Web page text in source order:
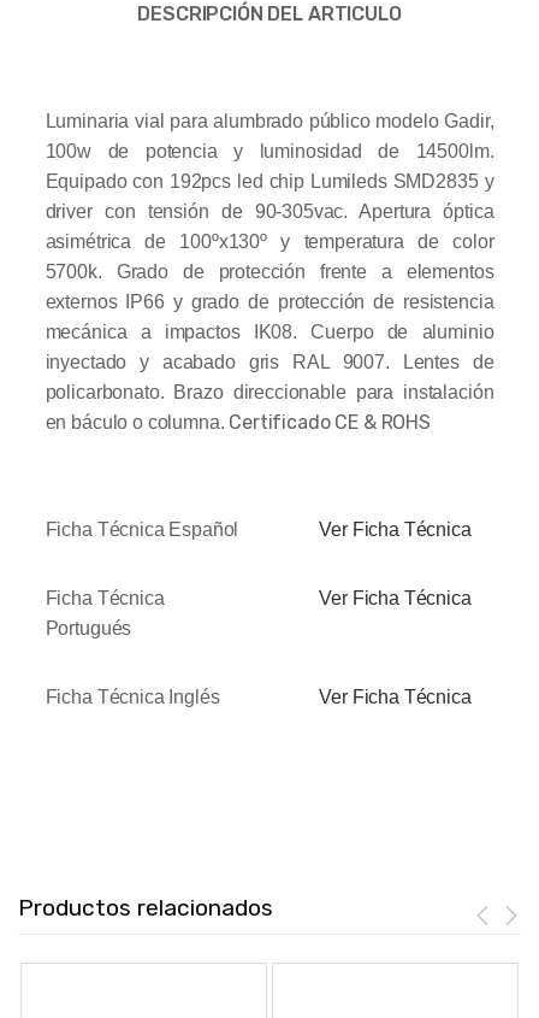
DESCRIPCIÓN DEL ARTICULO
Luminaria vial para alumbrado público modelo Gadir,
100w de potencia y luminosidad de 14500lm.
Equipado con 192pcs led chip Lumileds SMD2835 y
driver con tensión de 90-305vac. Apertura óptica
asimétrica de 100ºx130º y temperatura de color
5700k. Grado de protección frente a elementos
externos IP66 y grado de protección de resistencia
mecánica a impactos IK08. Cuerpo de aluminio
inyectado y acabado gris RAL 9007. Lentes de
policarbonato. Brazo direccionable para instalación
en báculo o columna. Certificado CE & ROHS
Ficha Técnica Español Ver Ficha Técnica
Ficha Técnica
Portugués
Ver Ficha Técnica
Ficha Técnica Inglés Ver Ficha Técnica
Productos relacionados